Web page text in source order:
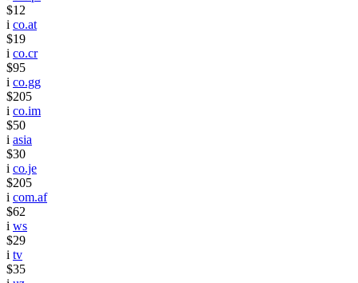
$12
i co.at
$19
i co.cr
$95
i co.gg
$205
i co.im
$50
i asia
$30
i co.je
$205
i com.af
$62
i ws
$29
i tv
$35